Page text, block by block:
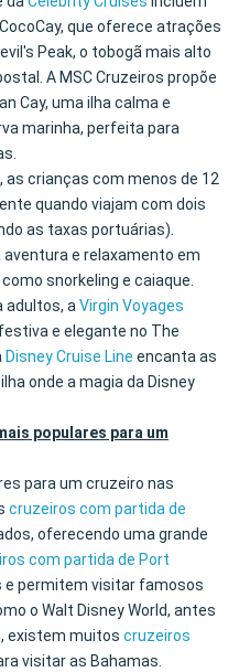
que oferece atrações
Peak, o tobogã mais alto
A MSC Cruzeiros propõe
Cay, uma ilha calma e
marinha, perfeita para
, as crianças com menos de 12
quando viajam com dois
as taxas portuárias).
aventura e relaxamento em
snorkeling e caiaque.
adultos, aVirgin Voyages
e elegante no The
Disney Cruise Line encanta as
onde a magia da Disney
populares para um
para um cruzeiro nas
cruzeiros com partida de
oferecendo uma grande
com partida de Port
e permitem visitar famosos
o Walt Disney World, antes
existem muitos cruzeiros
visitar as Bahamas.